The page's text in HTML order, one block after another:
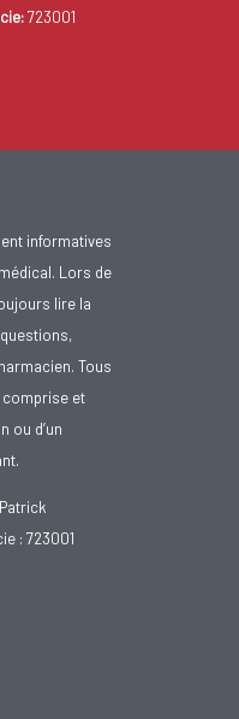
723001
informatives
Lors de
lire la
Tous
comprise et
ou d’un
: 723001